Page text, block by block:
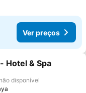
Ver preços
aos favoritos
Hotel & Spa
disponível